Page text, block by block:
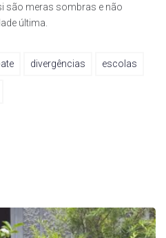
são meras sombras e não
última.
divergências escolas